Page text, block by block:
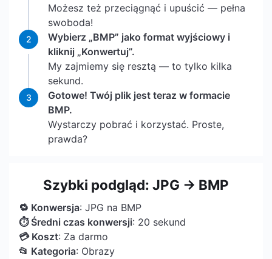
Możesz też przeciągnąć i upuścić — pełna
swoboda!
2
Wybierz „BMP” jako format wyjściowy i
kliknij „Konwertuj”.
My zajmiemy się resztą — to tylko kilka
sekund.
3
Gotowe! Twój plik jest teraz w formacie
BMP.
Wystarczy pobrać i korzystać. Proste,
prawda?
Szybki podgląd: JPG → BMP
🔁 Konwersja: JPG na BMP
⏱ Średni czas konwersji: 20 sekund
💳 Koszt: Za darmo
📂 Kategoria: Obrazy